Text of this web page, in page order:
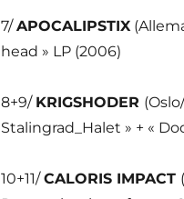
7/APOCALIPSTIX
head » LP (2006)
8+9/ KRIGSHODER
Stalingrad_Halet » + «
10+11/CALORIS IMPACT